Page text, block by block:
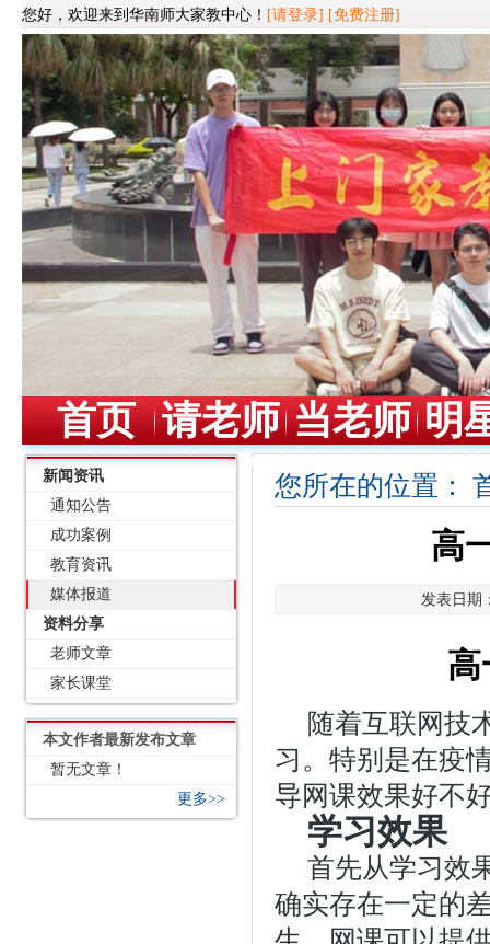
您好，欢迎来到华南师大家教中心！ [请登录] [免费注册]
首页 请老师 当老师 明
新闻资讯
通知公告
成功案例
教育资讯
媒体报道
资料分享
老师文章
家长课堂
本文作者最新发布文章
暂无文章！
更多>>
您所在的位置：
高
发表日期
高
随着互联网技
习。特别是在疫
导网课效果好不
学习效果
首先从学习效
确实存在一定的